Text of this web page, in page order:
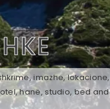
imazhe, lokacione,
hanë, studio, bed and